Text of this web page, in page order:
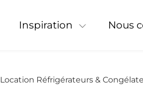
Inspiration Nous
Location Réfrigérateurs &